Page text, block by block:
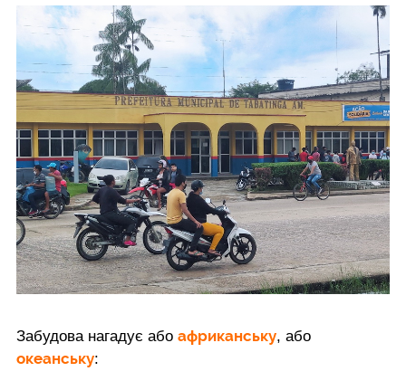
Забудова нагадує або африканську, або
океанську: